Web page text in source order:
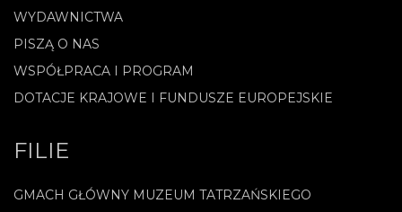
WYDAWNICTWA
PISZĄ O NAS
WSPÓŁPRACA I PROGRAM
DOTACJE KRAJOWE I FUNDUSZE EUROPEJSKIE
FILIE
GMACH GŁÓWNY MUZEUM TATRZAŃSKIEGO